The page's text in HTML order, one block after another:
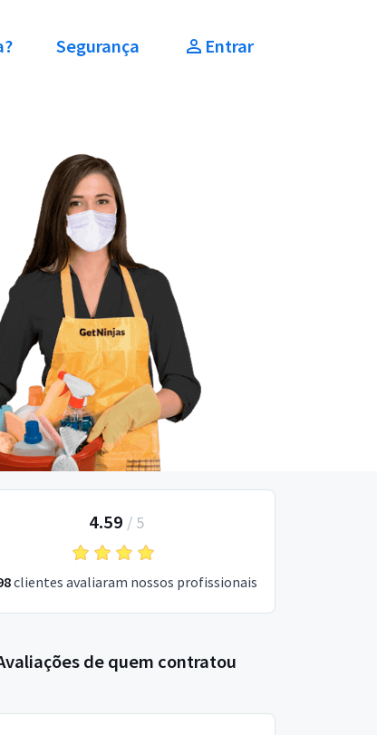
Segurança Entrar
4.59 / 5
clientes avaliaram nossos profissionais
de quem contratou